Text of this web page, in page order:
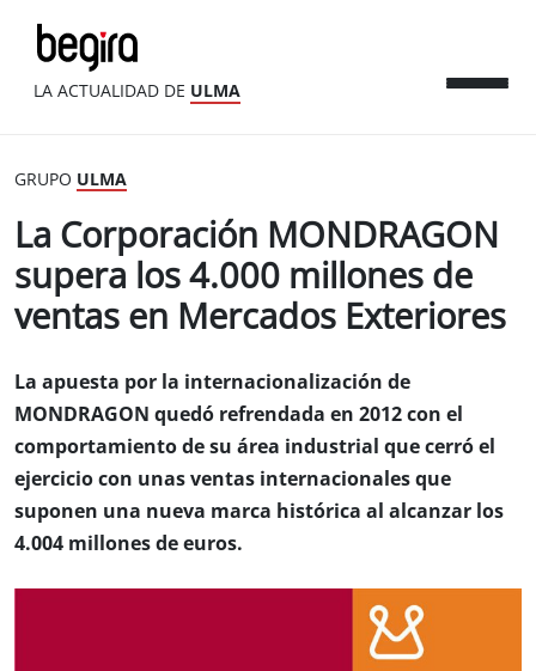
LA ACTUALIDAD DE ULMA
GRUPO ULMA
La Corporación MONDRAGON
supera los 4.000 millones de
ventas en Mercados Exteriores
La apuesta por la internacionalización de
MONDRAGON quedó refrendada en 2012 con el
comportamiento de su área industrial que cerró el
ejercicio con unas ventas internacionales que
suponen una nueva marca histórica al alcanzar los
4.004 millones de euros.